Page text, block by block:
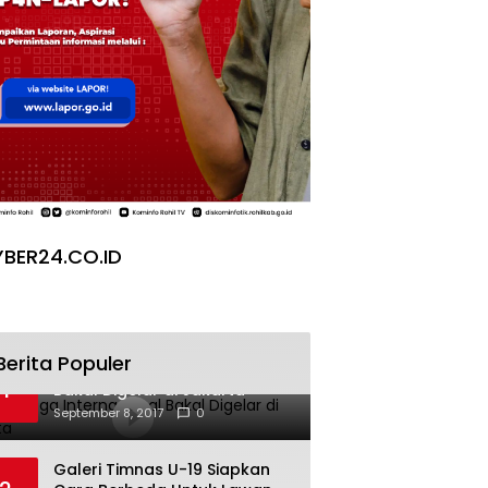
Populer
1
Pesta Yoga Internasional
Bakal Digelar di Jakarta
September 8, 2017 0
Galeri Timnas U-19 Siapkan